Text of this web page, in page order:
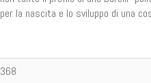
per la nascita e lo sviluppo di una
368